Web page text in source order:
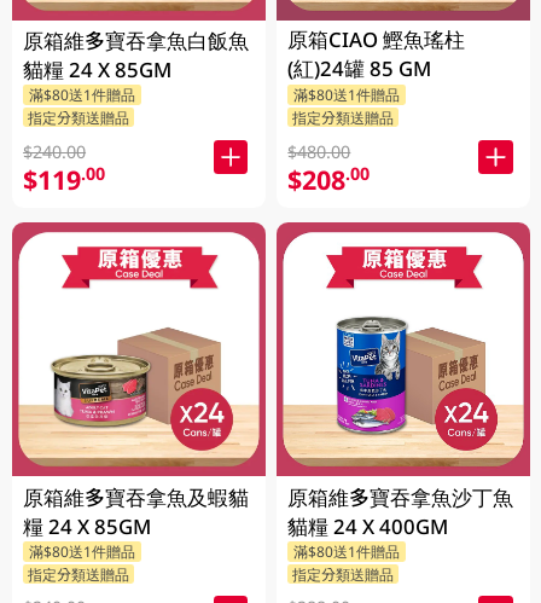
原箱維多寶吞拿魚白飯魚
貓糧 24 X 85GM
滿$80送1件贈品
指定分類送贈品
$240.00
$119.00
原箱維多寶吞拿魚及蝦貓
糧 24 X 85GM
滿$80送1件贈品
指定分類送贈品
原箱CIAO 鰹魚瑤柱
(紅)24罐 85 GM
滿$80送1件贈品
指定分類送贈品
$480.00
$208.00
原箱維多寶吞拿魚沙丁魚
貓糧 24 X 400GM
滿$80送1件贈品
指定分類送贈品